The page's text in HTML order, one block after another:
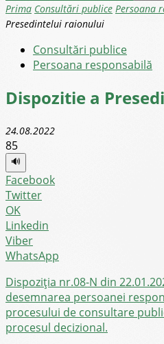
Prima Consultări publice Persoana
Presedintelui raionului
Consultări publice
Persoana responsabilă
Dispozitie a
24.08.2022
85
🔊
Facebook
Twitter
OK
Linkedin
Viber
WhatsApp
Dispoziția nr.08-N din
desemnarea persoanei
procesului de consultare
procesul decizional.